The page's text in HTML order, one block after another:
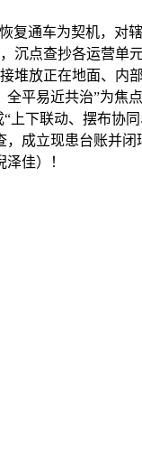
通车为契机，对
沉点查抄各运营单
堆放正在地面、内
平易近共治”为焦
下联动、摆布协
成立现患台账并
佳）！